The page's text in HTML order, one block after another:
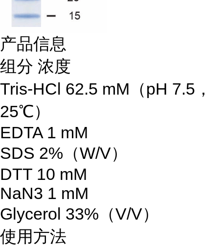
产品信息
组分 浓度
Tris-HCl 62.5 mM（pH 7.5，
25℃）
EDTA 1 mM
SDS 2%（W/V）
DTT 10 mM
NaN3 1 mM
Glycerol 33%（V/V）
使用方法